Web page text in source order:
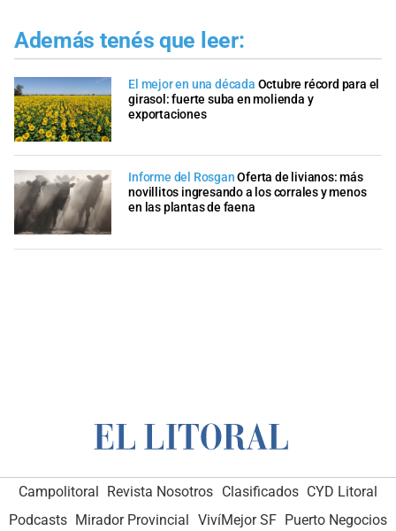
Además tenés que leer:
El mejor en una década Octubre récord para el
girasol: fuerte suba en molienda y
exportaciones
Informe del Rosgan Oferta de livianos: más
novillitos ingresando a los corrales y menos
en las plantas de faena
Campolitoral Revista Nosotros Clasificados CYD Litoral
Podcasts Mirador Provincial VivíMejor SF Puerto Negocios